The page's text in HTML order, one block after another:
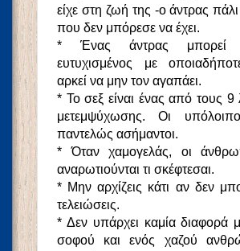
είχε στη ζωή της -ο άντρας
που δεν μπόρεσε να έχει.
* Ένας άντρας μπορεί
ευτυχισμένος με
αρκεί να μην τον αγαπάει.
* Το σεξ είναι ένας από τους 9
μετεμψύχωσης. Οι
παντελώς ασήμαντοι.
* Όταν χαμογελάς, οι
αναρωτιούνται τι σκέφτεσαι.
* Μην αρχίζεις κάτι αν δεν
τελειώσεις.
* Δεν υπάρχει καμία διαφορά
σοφού και ενός χαζού